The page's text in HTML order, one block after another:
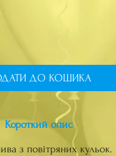
ДО КОШИКА
Короткий опис
з повітряних кульок.